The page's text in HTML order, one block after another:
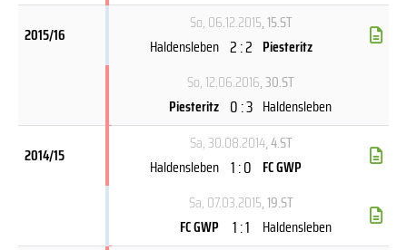
2015/16
So, 06.12.2015, 15.ST
Haldensleben 2 : 2 Piesteritz
So, 12.06.2016, 30.ST
Piesteritz 0 : 3 Haldensleben
2014/15
Sa, 30.08.2014, 4.ST
Haldensleben 1 : 0 FC GWP
Sa, 07.03.2015, 19.ST
FC GWP
1 : 1 Haldensleben